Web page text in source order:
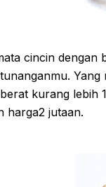
cincin dengan
kurang lebih
harga2 jutaan.